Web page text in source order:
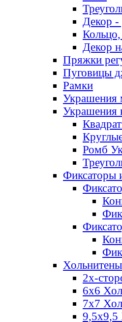
Декор -
Кольцо,
Декор
Пряжки
Пуговицы
Рамки
Украшения
Украшения
Ромб
Фиксаторы
Хольнитены
2х-
6х6
7х7
9,5х9,5